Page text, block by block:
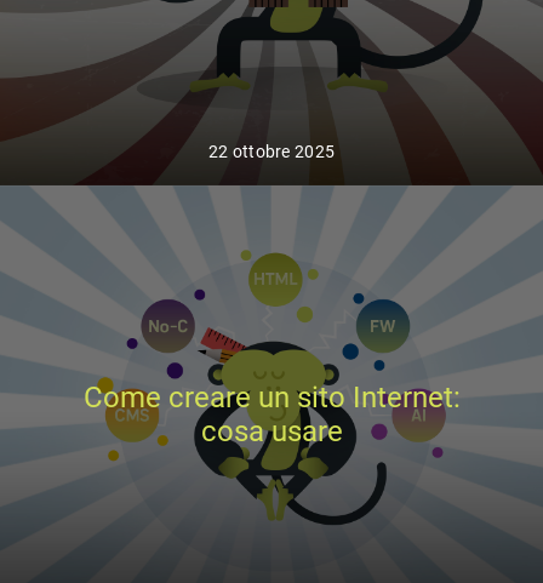
22 ottobre 2025
Come creare un sito Internet:
cosa usare